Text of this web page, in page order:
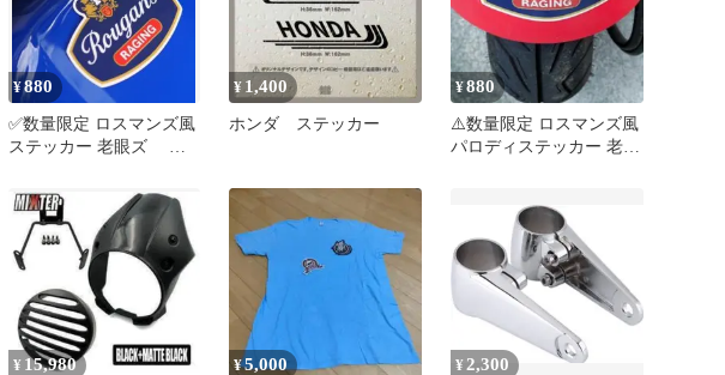
¥880
✅数量限定 ロスマンズ風
ステッカー 老眼ズ グ
¥ 1,400
ホンダ ステッカー
¥880
⚠️数量限定 ロスマンズ風
パロディステッカー 老眼
¥ 15,980 ¥5,000 ¥ 2,300